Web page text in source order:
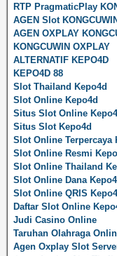
RTP PragmaticPlay
AGEN Slot KONGCUWIN
AGEN OXPLAY
KONGCUWIN OXPLAY
ALTERNATIF KEPO4D
KEPO4D 88
Slot Thailand Kepo4d
Slot Online Kepo4d
Situs Slot Online
Situs Slot Kepo4d
Slot Online Terpercaya
Slot Online Resmi
Slot Online Thailand
Slot Online Dana
Slot Online QRIS
Daftar Slot Online
Judi Casino Online
Taruhan Olahraga
Agen Oxplay Slot